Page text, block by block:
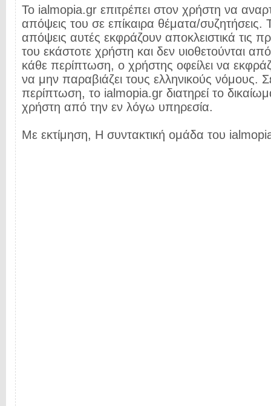
Το ialmopia.gr επιτρέπει στον χρήστη να
απόψεις του σε επίκαιρα θέματα/συζητήσεις.
απόψεις αυτές εκφράζουν αποκλειστικά τις
του εκάστοτε χρήστη και δεν υιοθετούνται
κάθε περίπτωση, ο χρήστης οφείλει να
να μην παραβιάζει τους ελληνικούς νόμους.
περίπτωση, το ialmopia.gr διατηρεί το
χρήστη από την εν λόγω υπηρεσία.
Με εκτίμηση, Η συντακτική ομάδα του